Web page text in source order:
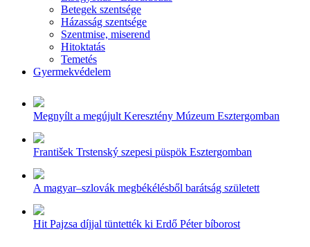
Betegek szentsége
Házasság szentsége
Szentmise, miserend
Hitoktatás
Temetés
Gyermekvédelem
Megnyílt a megújult Keresztény Múzeum Esztergomban
František Trstenský szepesi püspök Esztergomban
A magyar–szlovák megbékélésből barátság született
Hit Pajzsa díjjal tüntették ki Erdő Péter bíborost